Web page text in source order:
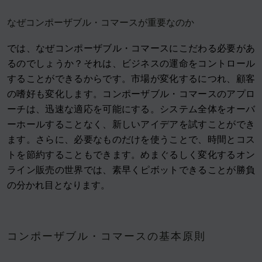
なぜコンポーザブル・コマースが重要なのか
では、なぜコンポーザブル・コマースにこだわる必要があ
るのでしょうか？それは、ビジネスの運命をコントロール
することができるからです。市場が変化するにつれ、顧客
の嗜好も変化します。コンポーザブル・コマースのアプロ
ーチは、迅速な適応を可能にする。システム全体をオーバ
ーホールすることなく、新しいアイデアを試すことができ
ます。さらに、必要なものだけを使うことで、時間とコス
トを節約することもできます。めまぐるしく変化するオン
ライン販売の世界では、素早くピボットできることが勝負
の分かれ目となります。
コンポーザブル・コマースの基本原則